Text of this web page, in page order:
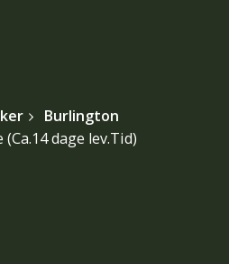
Burlington
dage lev.Tid)